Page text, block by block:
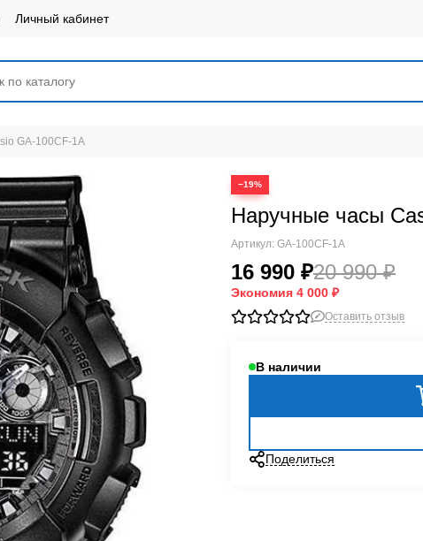
Личный кабинет
GA-100CF-1A
−19%
Наручные часы
Артикул: GA-100CF-1A
16 990 ₽20 990 ₽
Экономия 4 000 ₽
Оставить отзыв
В наличии
Поделиться